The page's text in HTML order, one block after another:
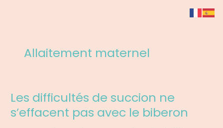
Allaitement maternel
Les difficultés de succion ne
s’effacent pas avec le biberon
Les
de